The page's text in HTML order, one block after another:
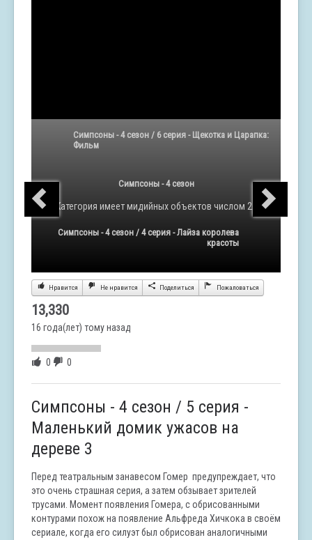
Симпсоны - 4 сезон / 6 серия - Щекотка и Царапка:
Фильм
Симпсоны - 4 сезон
Категория имеет мидийных объектов числом 22
Симпсоны - 4 сезон / 4 серия - Лайза королева
красоты
Нравится Не нравится Поделиться Пожаловаться
13,330
16 года(лет) тому назад
0 0
Симпсоны - 4 сезон / 5 серия -
Маленький домик ужасов на
дереве 3
Перед театральным занавесом Гомер предупреждает, что
это очень страшная серия, а затем обзывает зрителей
трусами. Момент появления Гомера, с обрисованными
контурами похож на появление Альфреда Хичкока в своём
сериале, когда его силуэт был обрисован аналогичными